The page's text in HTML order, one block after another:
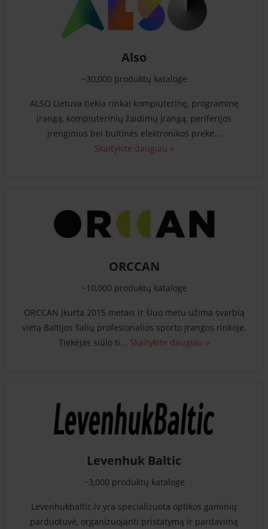
Also
~30,000 produktų kataloge
ALSO Lietuva tiekia rinkai kompiuterinę, programinę
įrangą, kompiuterinių žaidimų įrangą, periferijos
įrenginius bei buitinės elektronikos preke...
Skaitykite daugiau »
ORCCAN
~10,000 produktų kataloge
ORCCAN įkurta 2015 metais ir šiuo metu užima svarbią
vietą Baltijos šalių profesionalios sporto įrangos rinkoje.
Tiekėjas siūlo ti... Skaitykite daugiau »
Levenhuk Baltic
~3,000 produktų kataloge
Levenhukbaltic.lv yra specializuota optikos gaminių
parduotuvė, organizuojanti pristatymą ir pardavimą